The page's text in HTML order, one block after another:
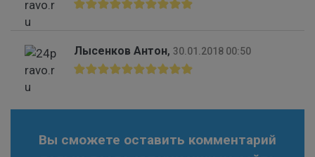
Лысенков Антон, 30.01.2018 00:50
Вы сможете оставить комментарий